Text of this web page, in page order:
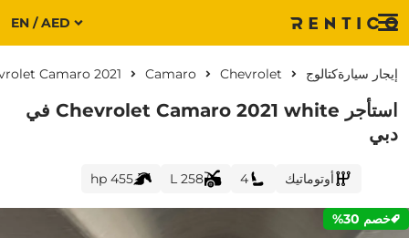
EN / AED
Menu
استأجر Chevrolet Camaro 2021 white في
دبي
إيجار سيارةكتالوج Chevrolet
Camaro
Camaro 2021
أوتوماتيك 4
258 L
455 hp
CURRENT PROMOTION:
خصم 30%